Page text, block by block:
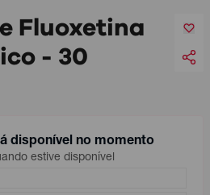
Fluoxetina
- 30
disponível no momento
estive disponível